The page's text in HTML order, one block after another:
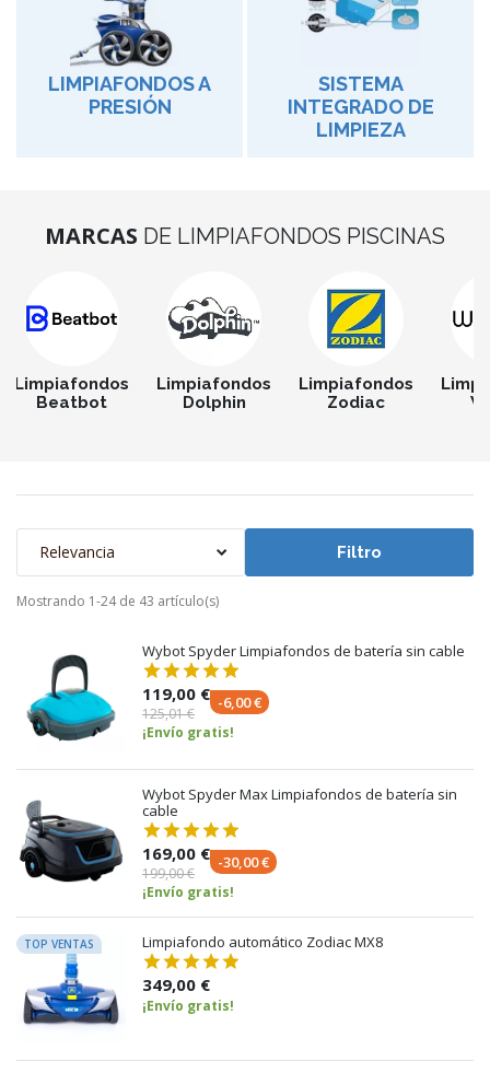
LIMPIAFONDOS A
PRESIÓN
SISTEMA
INTEGRADO DE
LIMPIEZA
MARCAS DE LIMPIAFONDOS PISCINAS
Limpiafondos
Beatbot
Limpiafondos
Dolphin
Limpiafondos
Zodiac
Relevancia Filtro
Mostrando 1-24 de 43 artículo(s)
Wybot Spyder Limpiafondos de batería sin cable
119,00 €
125,01 €
-6,00 €
¡Envío gratis!
Wybot Spyder Max Limpiafondos de batería sin
cable
169,00 €
199,00 €
-30,00 €
¡Envío gratis!
TOP VENTAS Limpiafondo automático Zodiac MX8
349,00 €
¡Envío gratis!